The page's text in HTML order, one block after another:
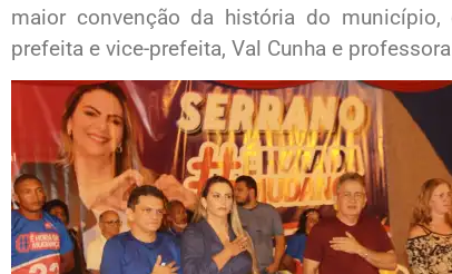
maior convenção da história do
prefeita e vice-prefeita, Val Cunha e